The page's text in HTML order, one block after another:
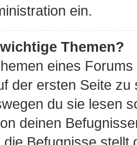
ein.
Themen?
eines
der ersten Seite
du sie lesen
deinen